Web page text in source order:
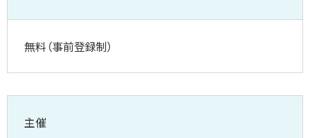
無料（事前登録制）
主催